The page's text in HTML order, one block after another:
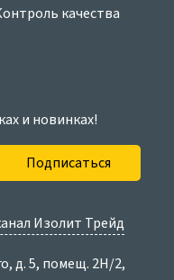
качества
и новинках!
Подписаться
Изолит Трейд
д. 5, помещ. 2Н/2,